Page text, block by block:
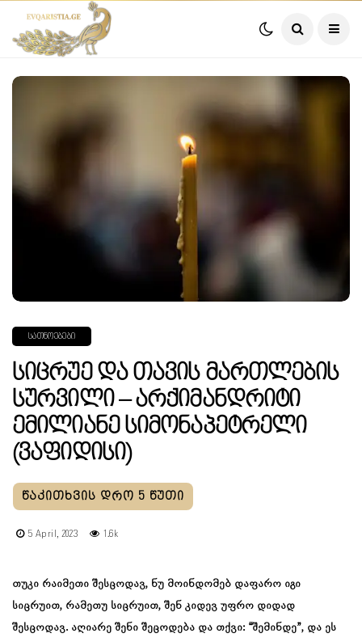
ᲡᲐᲗᲜᲝᲔᲑᲔᲑᲘ
Სიცრუე Და Თავის Მართლების
Სურვილი – Არქიმანდრიტი
Ემილიანე Სიმონაპეტრელი
(ვაფიდისი)
5 April, 2023 1.6k
თუკი რაიმეთი შესცოდავ, ნუ მოინდომებ დაფარო იგი
სიცრუით, რამეთუ სიცრუით, შენ კიდევ უფრო დიდად
შესცოდავ. აღიარე შენი შეცოდება და თქვი: “შემინდე”, და ეს